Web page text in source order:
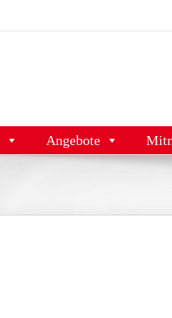
Angebote